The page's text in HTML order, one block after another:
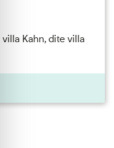
Kahn, dite villa